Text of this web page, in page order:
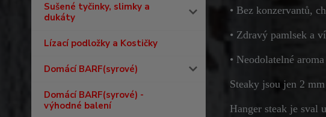
Sušené tyčinky, slimky a
dukáty
Lízací podložky a Kostičky
Domácí BARF(syrové)
Domácí BARF(syrové) -
výhodné balení
• Bez konzervantů,
• Zdravý pamlsek a
• Neodolatelné
Steaky jsou jen 2
Hanger steak je sval